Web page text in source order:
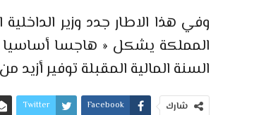
وفي هذا الاطار جدد وزير
المملكة يشكل « هاجسا أساسيا
السنة المالية المقبلة توفير أزيد من 3000 منصب جديد للمصالح الأمنية
شارك Facebook
Twitter